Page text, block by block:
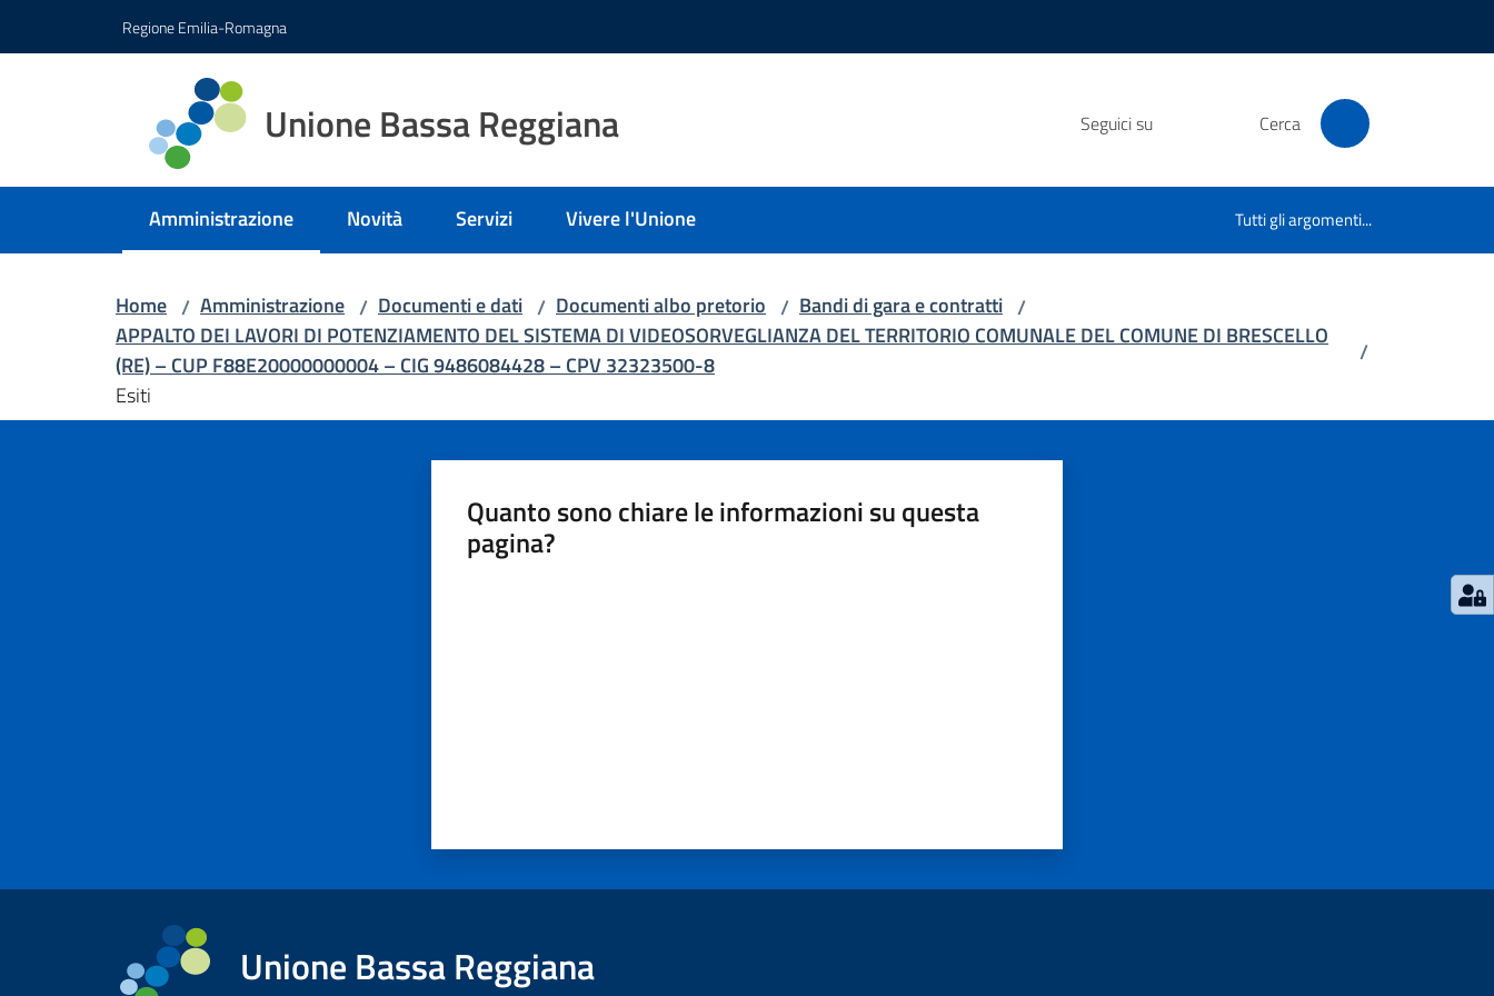
Regione Emilia-Romagna
Unione Bassa Reggiana Seguici su Cerca
Amministrazione
Menu selezionato Novità Servizi Vivere l'Unione Tutti gli argomenti...
Home / Amministrazione / Documenti e dati / Documenti albo pretorio / Bandi di gara e contratti /
APPALTO DEI LAVORI DI POTENZIAMENTO DEL SISTEMA DI VIDEOSORVEGLIANZA DEL TERRITORIO COMUNALE DEL COMUNE DI BRESCELLO
(RE) – CUP F88E20000000004 – CIG 9486084428 – CPV 32323500-8
/
Esiti
Quanto sono chiare le informazioni su questa
pagina?
Unione Bassa Reggiana